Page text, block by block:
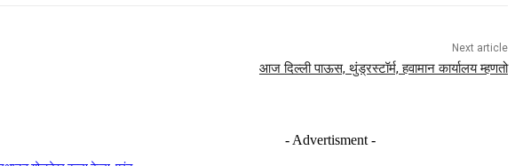
Next article
आज दिल्ली पाऊस, थुंड्रस्टॉर्म, हवामान कार्यालय म्हणतो
- Advertisment -